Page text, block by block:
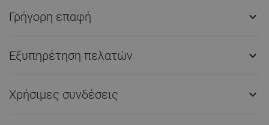
Γρήγορη επαφή 
Εξυπηρέτηση πελατών 
Χρήσιμες συνδέσεις 